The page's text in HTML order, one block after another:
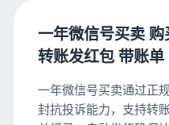
一年微信号买卖
转账发红包 带账单
一年微信号买卖通过正
封抗投诉能力，支持转